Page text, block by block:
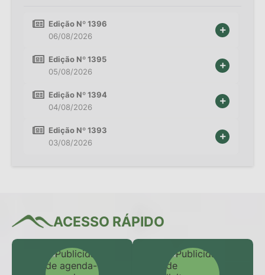
Edição Nº 1396
06/08/2026
Edição Nº 1395
05/08/2026
Edição Nº 1394
04/08/2026
Edição Nº 1393
03/08/2026
ACESSO RÁPIDO